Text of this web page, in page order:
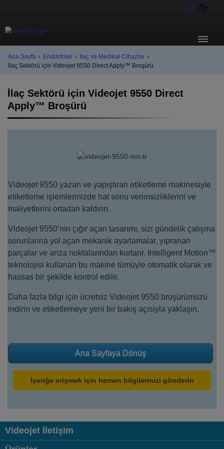
TR
Ana Sayfa › Endüstriler › İlaç ve Medikal Cihazlar ›
İlaç Sektörü için Videojet 9550 Direct Apply™ Broşürü
İlaç Sektörü için Videojet 9550 Direct
Apply™ Broşürü
Videojet 9550 yazan ve yapıştıran etiketleme makinesiyle
etiketleme işlemlerinizde hat sonu verimsizliklerini ve
maliyetlerini ortadan kaldırın.
Videojet 9550’nin çığır açan tasarımı, sizi gündelik çalışma
sorunlarına yol açan mekanik ayarlamalar, yıpranan
parçalar ve arıza noktalarından kurtarır. Intelligent Motion™
teknolojisi kullanan bu makine tümüyle otomatik olarak ve
hassas bir şekilde kontrol edilir.
Daha fazla bilgi için ücretsiz Videojet 9550 broşürümüzü
indirin ve etiketlemeye yeni bir bakış açısıyla yaklaşın.
Ana Sayfaya Dönüş
İçeriğe erişmek için hemen bilgilerinizi gönderin
Videojet İletişim